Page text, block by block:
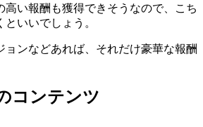
高い報酬も獲得できそう なので、こち
いいでしょう。
ョンなどあれば、それだけ豪華な報酬
コンテンツ